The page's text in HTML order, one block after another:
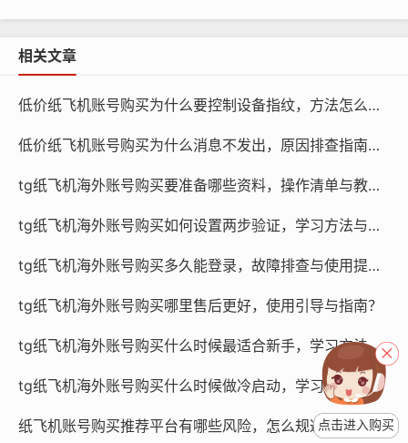
16888.com
纸飞机平台对于账号的活跃度有一定的要求，包括发布内
容、互动、点赞等，如果账号在一定时间内不活跃，平台
的排名下降，从而影响账号的曝光度和影响力，纸飞机账
号购买的用户需要关注账号的活跃度,确保账号不被降权。
如何维护纸飞机账号活跃度
相关文章
低价纸飞机账号购买为什么要控制设备指纹，方法怎么降低风险
低价纸飞机账号购买为什么消息不发出，原因排查指南怎么做
tg纸飞机海外账号购买要准备哪些资料，操作清单与教程？
tg纸飞机海外账号购买如何设置两步验证，学习方法与引导？
tg纸飞机海外账号购买多久能登录，故障排查与使用提示？
tg纸飞机海外账号购买哪里售后更好，使用引导与指南？
tg纸飞机海外账号购买什么时候最适合新手，学习方法与引导？
tg纸飞机海外账号购买什么时候做冷启动，学习路线与策略？
纸飞机账号购买推荐平台有哪些风险，怎么规避与为何会失败教程学习
点击进入购买